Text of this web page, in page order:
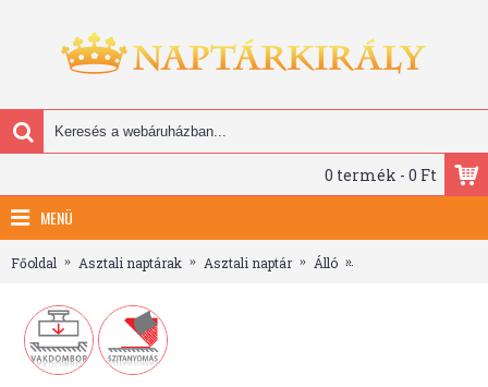
0 termék - 0 Ft
MENÜ
Főoldal Asztali naptárak Asztali naptár Álló